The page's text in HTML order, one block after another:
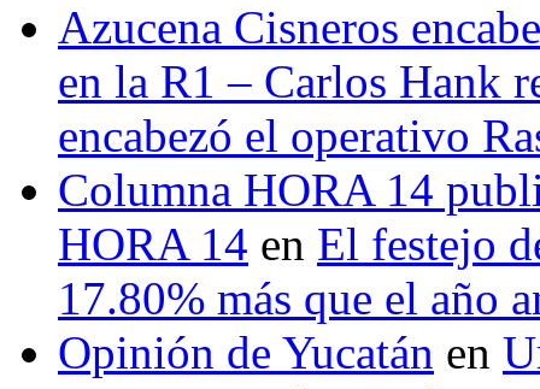
Azucena Cisneros
en la R1 – Carlos Hank
encabezó el operativo
Columna HORA 14
HORA 14 en El festejo
17.80% más que el año
Opinión de Yucatán en